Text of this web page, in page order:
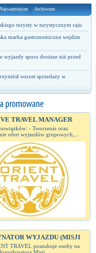
Najważniejsze Archiwum
turysty w turystycznym raju
marka gastronomiczna wejdzie
wyjazdy sporo droższe niż przed
wzrost sprzedaży w
TRAVEL MANAGER
- Tworzenie oraz
ofert wyjazdów grupowych,...
WYJAZDU (MISJI
TRAVEL poszukuje osoby na